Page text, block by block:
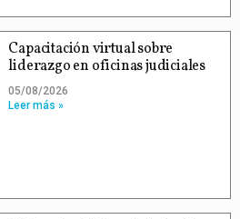
Capacitación virtual sobre
liderazgo en oficinas judiciales
05/08/2026
Leer más »